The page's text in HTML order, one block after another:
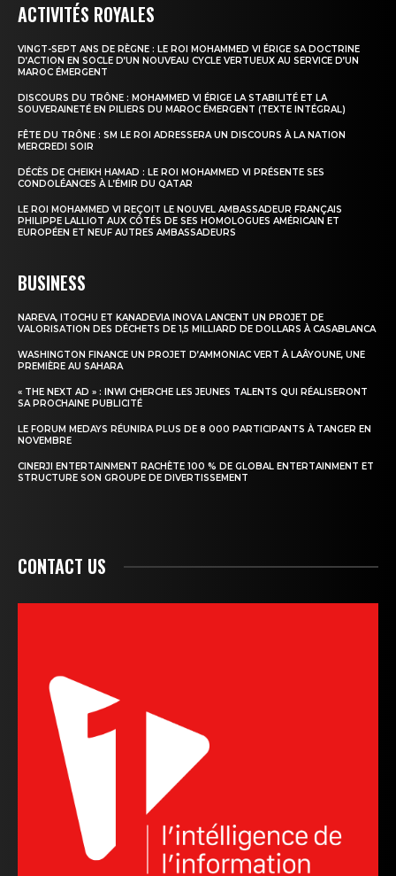
ACTIVITÉS ROYALES
VINGT-SEPT ANS DE RÈGNE : LE ROI MOHAMMED VI ÉRIGE SA DOCTRINE
D’ACTION EN SOCLE D’UN NOUVEAU CYCLE VERTUEUX AU SERVICE D’UN
MAROC ÉMERGENT
DISCOURS DU TRÔNE : MOHAMMED VI ÉRIGE LA STABILITÉ ET LA
SOUVERAINETÉ EN PILIERS DU MAROC ÉMERGENT (TEXTE INTÉGRAL)
FÊTE DU TRÔNE : SM LE ROI ADRESSERA UN DISCOURS À LA NATION
MERCREDI SOIR
DÉCÈS DE CHEIKH HAMAD : LE ROI MOHAMMED VI PRÉSENTE SES
CONDOLÉANCES À L’ÉMIR DU QATAR
LE ROI MOHAMMED VI REÇOIT LE NOUVEL AMBASSADEUR FRANÇAIS
PHILIPPE LALLIOT AUX CÔTÉS DE SES HOMOLOGUES AMÉRICAIN ET
EUROPÉEN ET NEUF AUTRES AMBASSADEURS
BUSINESS
NAREVA, ITOCHU ET KANADEVIA INOVA LANCENT UN PROJET DE
VALORISATION DES DÉCHETS DE 1,5 MILLIARD DE DOLLARS À CASABLANCA
WASHINGTON FINANCE UN PROJET D’AMMONIAC VERT À LAÂYOUNE, UNE
PREMIÈRE AU SAHARA
« THE NEXT AD » : INWI CHERCHE LES JEUNES TALENTS QUI RÉALISERONT
SA PROCHAINE PUBLICITÉ
LE FORUM MEDAYS RÉUNIRA PLUS DE 8 000 PARTICIPANTS À TANGER EN
NOVEMBRE
CINERJI ENTERTAINMENT RACHÈTE 100 % DE GLOBAL ENTERTAINMENT ET
STRUCTURE SON GROUPE DE DIVERTISSEMENT
CONTACT US